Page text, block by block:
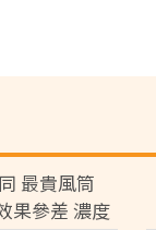
最貴風筒
果參差 濃度